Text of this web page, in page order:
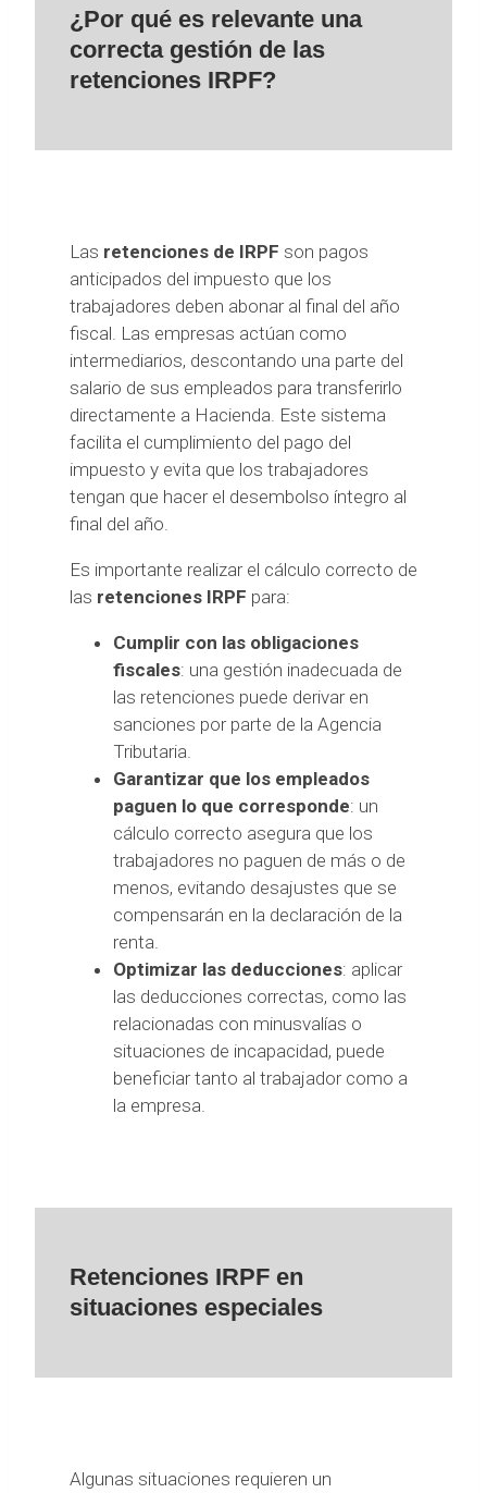
¿Por qué es relevante una
correcta gestión de las
retenciones IRPF?
Las retenciones de IRPF son pagos
anticipados del impuesto que los
trabajadores deben abonar al final del año
fiscal. Las empresas actúan como
intermediarios, descontando una parte del
salario de sus empleados para transferirlo
directamente a Hacienda. Este sistema
facilita el cumplimiento del pago del
impuesto y evita que los trabajadores
tengan que hacer el desembolso íntegro al
final del año.
Es importante realizar el cálculo correcto de
las retenciones IRPF para:
Cumplir con las obligaciones
fiscales: una gestión inadecuada de
las retenciones puede derivar en
sanciones por parte de la Agencia
Tributaria.
Garantizar que los empleados
paguen lo que corresponde: un
cálculo correcto asegura que los
trabajadores no paguen de más o de
menos, evitando desajustes que se
compensarán en la declaración de la
renta.
Optimizar las deducciones: aplicar
las deducciones correctas, como las
relacionadas con minusvalías o
situaciones de incapacidad, puede
beneficiar tanto al trabajador como a
la empresa.
Retenciones IRPF en
situaciones especiales
Algunas situaciones requieren un